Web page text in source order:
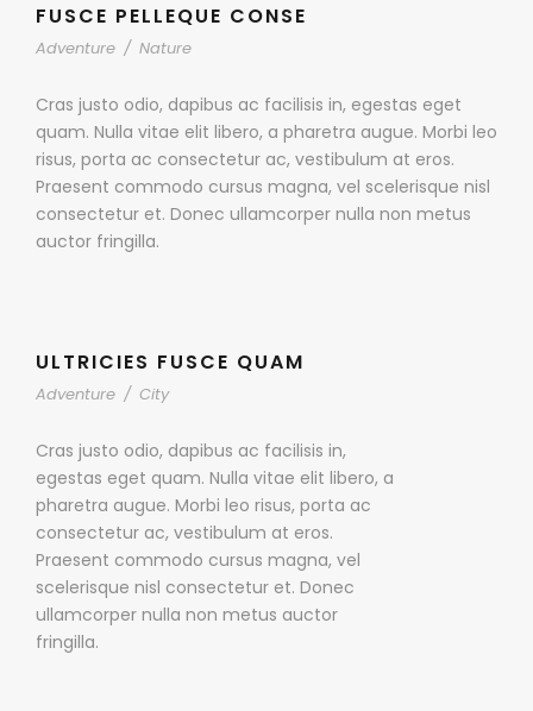
FUSCE PELLEQUE CONSE
Adventure / Nature
Cras justo odio, dapibus ac facilisis in, egestas eget
quam. Nulla vitae elit libero, a pharetra augue. Morbi leo
risus, porta ac consectetur ac, vestibulum at eros.
Praesent commodo cursus magna, vel scelerisque nisl
consectetur et. Donec ullamcorper nulla non metus
auctor fringilla.
ULTRICIES FUSCE QUAM
Adventure / City
Cras justo odio, dapibus ac facilisis in,
egestas eget quam. Nulla vitae elit libero, a
pharetra augue. Morbi leo risus, porta ac
consectetur ac, vestibulum at eros.
Praesent commodo cursus magna, vel
scelerisque nisl consectetur et. Donec
ullamcorper nulla non metus auctor
fringilla.